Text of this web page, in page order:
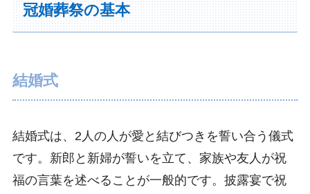
冠婚葬祭の基本
結婚式
結婚式は、2人の人が愛と結びつきを誓い合う儀式
です。新郎と新婦が誓いを立て、家族や友人が祝
福の言葉を述べることが一般的です。披露宴で祝